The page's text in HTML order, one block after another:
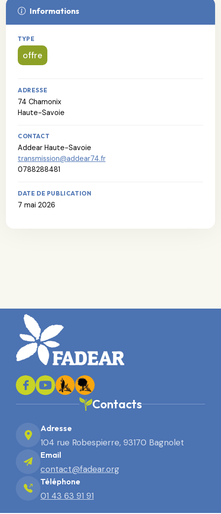
Informations
TYPE
offre
ADRESSE
74 Chamonix
Haute-Savoie
CONTACT
Addear Haute-Savoie
transmission@addear74.fr
0788288481
DATE DE PUBLICATION
7 mai 2026
Contacts
Adresse
104 rue Robespierre, 93170 Bagnolet
Email
contact@fadear.org
Téléphone
01 43 63 91 91